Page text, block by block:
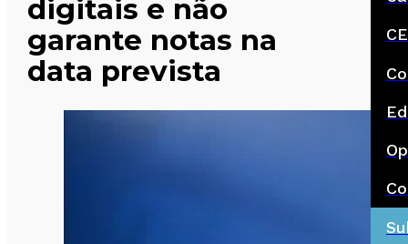
digitais e não
garante notas na
data prevista